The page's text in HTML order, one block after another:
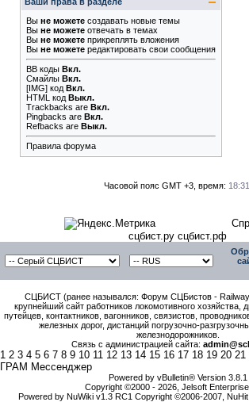
Вы не можете создавать новые темы
Вы не можете отвечать в темах
Вы не можете прикреплять вложения
Вы не можете редактировать свои сообщения
BB коды Вкл.
Смайлы Вкл.
[IMG] код Вкл.
HTML код Выкл.
Trackbacks are Вкл.
Pingbacks are Вкл.
Refbacks are Выкл.
Правила форума
Часовой пояс GMT +3, время: 18:31
сцбист.ру сцбист.рф
СЦБИСТ (ранее назывался: Форум СЦБистов - Railway
крупнейший сайт работников локомотивного хозяйства,
путейцев, контактников, вагонников, связистов,
железных дорог, дистанций погрузочно-
железнодорожников.
Связь с администрацией сайта:
1 2 3 4 5 6 7 8 9 10 11 12 13 14 15 16 17 18 19 20 21
ГРАМ Мессенджер
Powered by vBulletin® Version 3.8.1
Copyright ©2000 - 2026, Jelsoft
Powered by NuWiki v1.3 RC1 Copyright ©2006-2007,